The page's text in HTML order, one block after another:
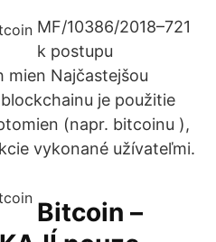
MF/10386/2018–721
k postupu
mien Najčastejšou
je použitie
(napr. bitcoinu ),
vykonané užívateľmi.
Bitcoin –